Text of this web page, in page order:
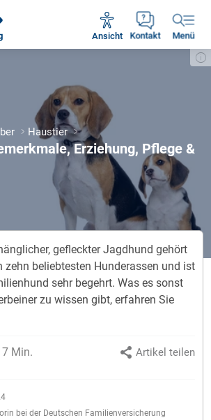
Kontakt
Ansicht Menü
- Fr 09:00 - 18:30 Uhr
Haustier
Erziehung, Pflege &
gefleckter Jagdhund gehört
zehn beliebtesten Hunderassen und ist
sehr begehrt. Was es sonst
zu wissen gibt, erfahren Sie
bei der Deutschen Familienversicherung
7 Min. Artikel teilen